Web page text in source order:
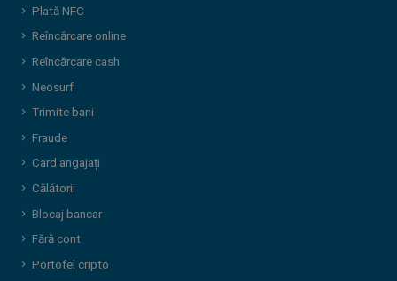
Plată NFC
Reîncărcare online
Reîncărcare cash
Neosurf
Trimite bani
Fraude
Card angajați
Călătorii
Blocaj bancar
Fără cont
Portofel cripto